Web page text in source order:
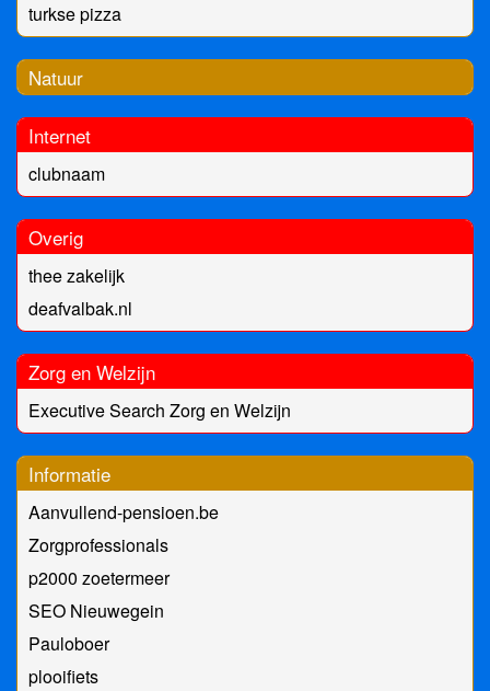
turkse pizza
Natuur
Internet
clubnaam
Overig
thee zakelijk
deafvalbak.nl
Zorg en Welzijn
Executive Search Zorg en Welzijn
Informatie
Aanvullend-pensioen.be
Zorgprofessionals
p2000 zoetermeer
SEO Nieuwegein
Pauloboer
plooifiets